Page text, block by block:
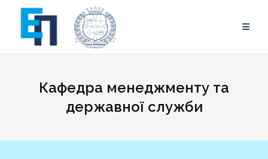
content
Кафедра менеджменту та
державної служби